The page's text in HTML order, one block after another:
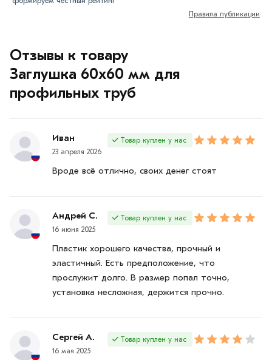
Отзывы к товару
Заглушка 60х60 мм для
профильных труб
Иван
23 апреля 2026
Товар куплен у нас
Вроде всё отлично, своих денег стоят
Андрей С.
16 июня 2025
Товар куплен у нас
Пластик хорошего качества, прочный и
эластичный. Есть предположение, что
прослужит долго. В размер попал точно,
установка несложная, держится прочно.
Сергей А.
16 мая 2025
Товар куплен у нас
Правила публикации